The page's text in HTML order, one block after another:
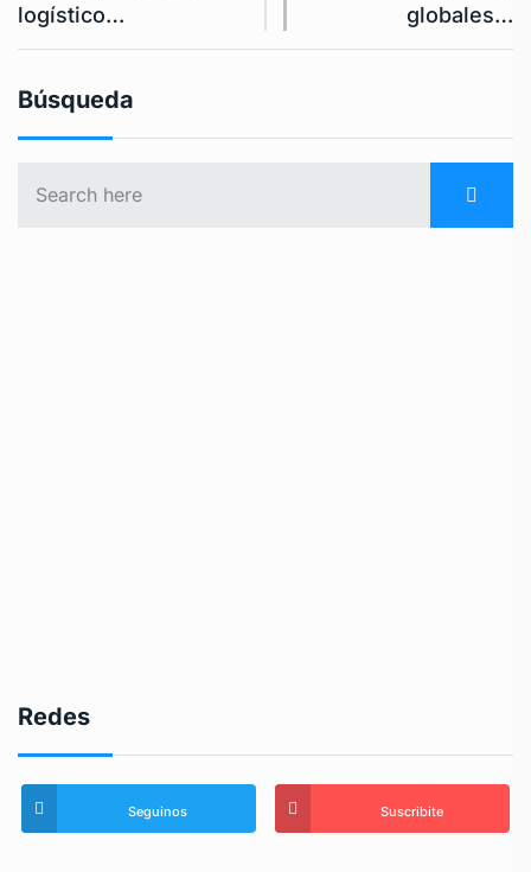
logístico…
globales…
Búsqueda
Redes
Seguinos Suscribite